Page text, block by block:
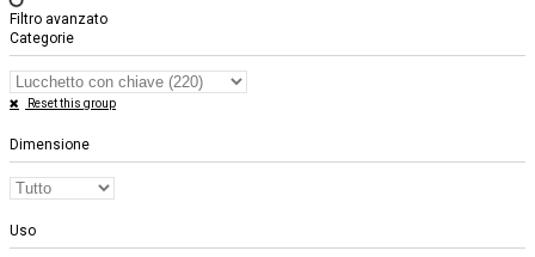
Filtro avanzato
Categorie
Reset this group
Dimensione
Uso